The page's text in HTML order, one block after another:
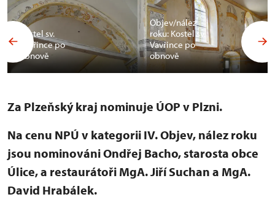
Kostel sv.
Vavřince po
obnově
Objev/nález
roku: Kostel sv.
Vavřince po
obnově
Za Plzeňský kraj nominuje ÚOP v Plzni.
Na cenu NPÚ v kategorii IV. Objev, nález roku
jsou nominováni Ondřej Bacho, starosta obce
Úlice, a restaurátoři MgA. Jiří Suchan a MgA.
David Hrabálek.